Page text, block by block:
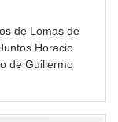
de Lomas de
Horacio
de Guillermo